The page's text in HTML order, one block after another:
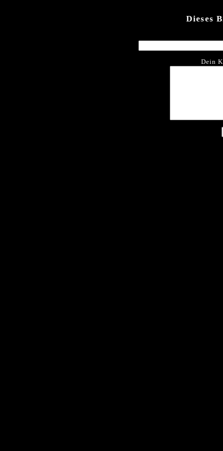
Dieses
Dein